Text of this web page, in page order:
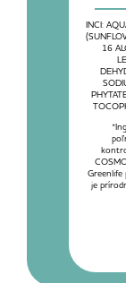
INCI:
16
Greenlife
je